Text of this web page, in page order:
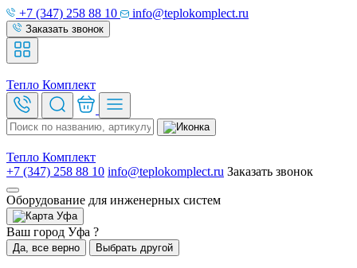
+7 (347) 258 88 10 info@teplokomplect.ru
Заказать звонок
Тепло Комплект
Тепло Комплект
+7 (347) 258 88 10 info@teplokomplect.ru Заказать звонок
Оборудование для инженерных систем
Уфа
Ваш город Уфа ?
Да, все верно Выбрать другой